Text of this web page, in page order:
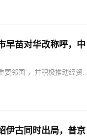
不可能把解决自身核心金
早苗对华改称呼，中
邻国”，并积极推动经贸代
危机时的自救行动，他们
伊古同时出局，普京